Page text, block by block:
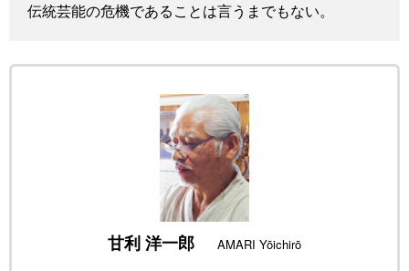
伝統芸能の危機であることは言うまでもない。
甘利 洋一郎 AMARI Yōichirō